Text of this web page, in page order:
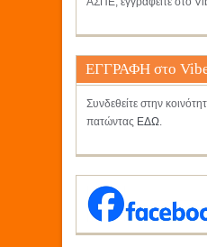
ΕΓΓΡΑΦΗ στο
Συνδεθείτε στην
πατώντας ΕΔΩ.